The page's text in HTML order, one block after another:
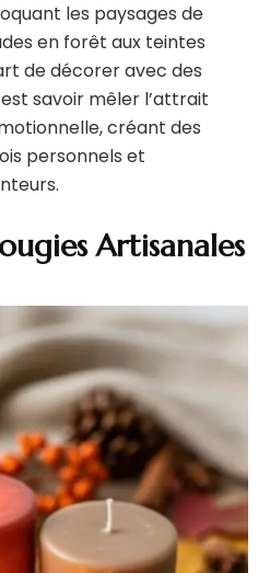
les paysages de
en forêt aux teintes
de décorer avec des
savoir mêler l’attrait
créant des
personnels et
Artisanales